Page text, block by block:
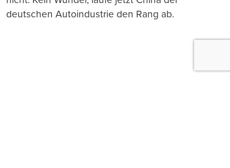
deutschen Autoindustrie den Rang ab.